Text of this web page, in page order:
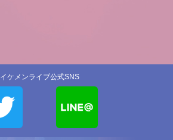
イケメンライブ公式SNS